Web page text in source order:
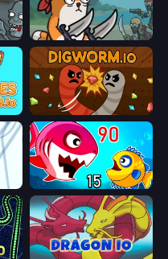
Senya and Oscar vs Zombies Senya and Oscar: Pirate Island
Digworm.io
Fish Eat Getting Big